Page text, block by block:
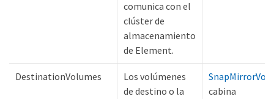
comunica con el
clúster de
almacenamiento
de Element.
DestinationVolumes
Los volúmenes
de destino o la
cabina